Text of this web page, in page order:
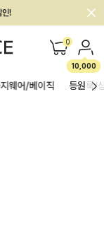
!
0
10,000
웨어/베이직 등원룩/